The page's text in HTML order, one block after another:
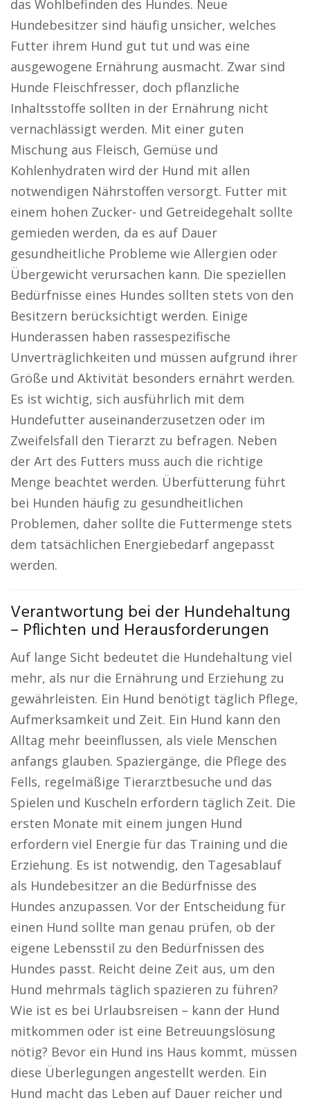
das Wohlbefinden des Hundes. Neue
Hundebesitzer sind häufig unsicher, welches
Futter ihrem Hund gut tut und was eine
ausgewogene Ernährung ausmacht. Zwar sind
Hunde Fleischfresser, doch pflanzliche
Inhaltsstoffe sollten in der Ernährung nicht
vernachlässigt werden. Mit einer guten
Mischung aus Fleisch, Gemüse und
Kohlenhydraten wird der Hund mit allen
notwendigen Nährstoffen versorgt. Futter mit
einem hohen Zucker- und Getreidegehalt sollte
gemieden werden, da es auf Dauer
gesundheitliche Probleme wie Allergien oder
Übergewicht verursachen kann. Die speziellen
Bedürfnisse eines Hundes sollten stets von den
Besitzern berücksichtigt werden. Einige
Hunderassen haben rassespezifische
Unverträglichkeiten und müssen aufgrund ihrer
Größe und Aktivität besonders ernährt werden.
Es ist wichtig, sich ausführlich mit dem
Hundefutter auseinanderzusetzen oder im
Zweifelsfall den Tierarzt zu befragen. Neben
der Art des Futters muss auch die richtige
Menge beachtet werden. Überfütterung führt
bei Hunden häufig zu gesundheitlichen
Problemen, daher sollte die Futtermenge stets
dem tatsächlichen Energiebedarf angepasst
werden.
Verantwortung bei der Hundehaltung
– Pflichten und Herausforderungen
Auf lange Sicht bedeutet die Hundehaltung viel
mehr, als nur die Ernährung und Erziehung zu
gewährleisten. Ein Hund benötigt täglich Pflege,
Aufmerksamkeit und Zeit. Ein Hund kann den
Alltag mehr beeinflussen, als viele Menschen
anfangs glauben. Spaziergänge, die Pflege des
Fells, regelmäßige Tierarztbesuche und das
Spielen und Kuscheln erfordern täglich Zeit. Die
ersten Monate mit einem jungen Hund
erfordern viel Energie für das Training und die
Erziehung. Es ist notwendig, den Tagesablauf
als Hundebesitzer an die Bedürfnisse des
Hundes anzupassen. Vor der Entscheidung für
einen Hund sollte man genau prüfen, ob der
eigene Lebensstil zu den Bedürfnissen des
Hundes passt. Reicht deine Zeit aus, um den
Hund mehrmals täglich spazieren zu führen?
Wie ist es bei Urlaubsreisen – kann der Hund
mitkommen oder ist eine Betreuungslösung
nötig? Bevor ein Hund ins Haus kommt, müssen
diese Überlegungen angestellt werden. Ein
Hund macht das Leben auf Dauer reicher und